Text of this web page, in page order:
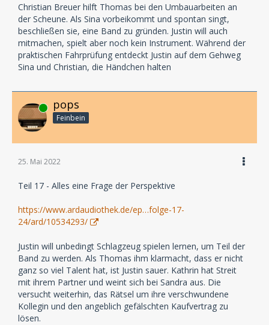
Christian Breuer hilft Thomas bei den Umbauarbeiten an
der Scheune. Als Sina vorbeikommt und spontan singt,
beschließen sie, eine Band zu gründen. Justin will auch
mitmachen, spielt aber noch kein Instrument. Während der
praktischen Fahrprüfung entdeckt Justin auf dem Gehweg
Sina und Christian, die Händchen halten
Online pops
Feinbein
25. Mai 2022
Teil 17 - Alles eine Frage der Perspektive
https://www.ardaudiothek.de/ep…folge-17-
24/ard/10534293/
Justin will unbedingt Schlagzeug spielen lernen, um Teil der
Band zu werden. Als Thomas ihm klarmacht, dass er nicht
ganz so viel Talent hat, ist Justin sauer. Kathrin hat Streit
mit ihrem Partner und weint sich bei Sandra aus. Die
versucht weiterhin, das Rätsel um ihre verschwundene
Kollegin und den angeblich gefälschten Kaufvertrag zu
lösen.